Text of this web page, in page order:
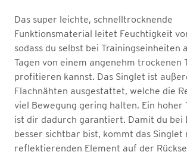
Das super leichte, schnelltrocknende
Funktionsmaterial leitet Feuchtigkeit
sodass du selbst bei Trainingseinheiten
Tagen von einem angenehm trockenen
profitieren kannst. Das Singlet ist
Flachnähten ausgestattet, welche die
viel Bewegung gering halten. Ein hoher
ist dir dadurch garantiert. Damit du bei
besser sichtbar bist, kommt das Singlet
reflektierenden Element auf der